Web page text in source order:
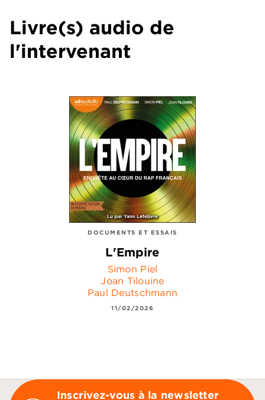
Livre(s) audio de
l'intervenant
DOCUMENTS ET ESSAIS
L'Empire
Simon Piel
Joan Tilouine
Paul Deutschmann
11/02/2026
Inscrivez-vous à la newsletter